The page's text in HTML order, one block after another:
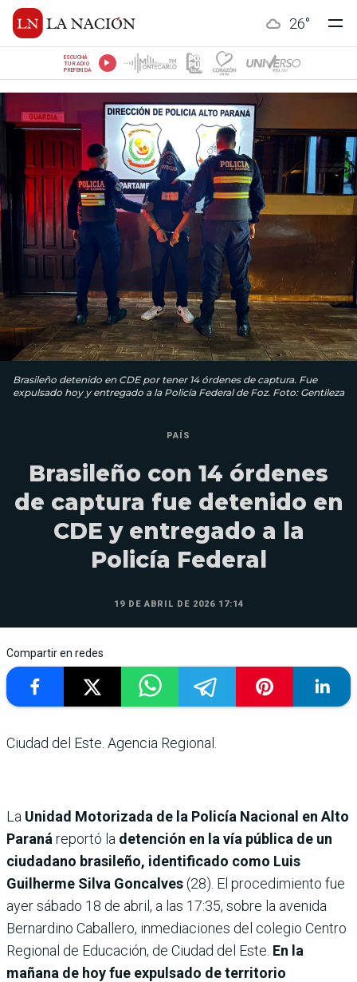
26°
ESCUCHÁ
TU RADIO
PREFERIDA
Brasileño detenido en CDE por tener 14 órdenes de captura. Fue
expulsado hoy y entregado a la Policía Federal de Foz. Foto: Gentileza
PAÍS
Brasileño con 14 órdenes
de captura fue detenido en
CDE y entregado a la
Policía Federal
19 DE ABRIL DE 2026 17:14
Compartir en redes
Ciudad del Este. Agencia Regional.
La Unidad Motorizada de la Policía Nacional en Alto
Paraná reportó la detención en la vía pública de un
ciudadano brasileño, identificado como Luis
Guilherme Silva Goncalves(28). El procedimiento fue
ayer sábado 18 de abril, a las 17:35, sobre la avenida
Bernardino Caballero, inmediaciones del colegio Centro
Regional de Educación, de Ciudad del Este. En la
mañana de hoy fue expulsado de territorio